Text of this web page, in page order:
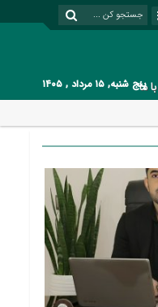
ما
پنج شنبه, ۱۵ مرداد , ۱۴۰۵